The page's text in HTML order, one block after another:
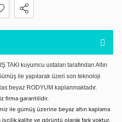
TAKI kuyumcu ustaları tarafından Altın
ile yapılarak üzeri son teknoloji
beyaz RODYUM kaplanmaktadır.
firma garantilidir.
ile gümüş üzerine beyaz altın kaplama
işçilik,kalite ve görüntü olarak fark yoktur.